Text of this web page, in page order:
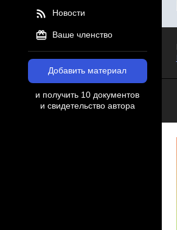
Новости
Ваше членство
Добавить материал
и получить 10 документов
и свидетельство автора